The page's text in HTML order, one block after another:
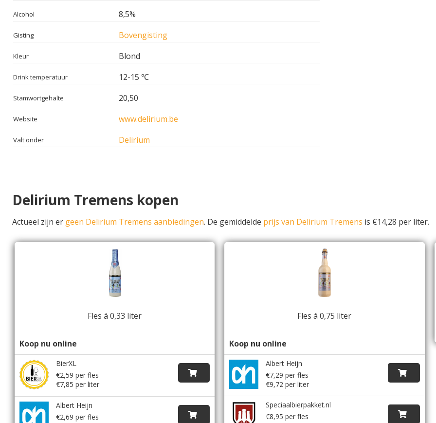
Alcohol 8,5%
Gisting Bovengisting
Kleur Blond
Drink temperatuur 12-15 ℃
Stamwortgehalte 20,50
Website www.delirium.be
Valt onder Delirium
Delirium Tremens kopen
Actueel zijn er geen Delirium Tremens aanbiedingen. De gemiddelde prijs van Delirium Tremens is €14,28 per liter.
Fles á 0,33 liter
Koop nu online
BierXL
€2,59 per fles
€7,85 per liter
Albert Heijn
€2,69 per fles
Fles á 0,75 liter
Koop nu online
Albert Heijn
€7,29 per fles
€9,72 per liter
Speciaalbierpakket.nl
€8,95 per fles